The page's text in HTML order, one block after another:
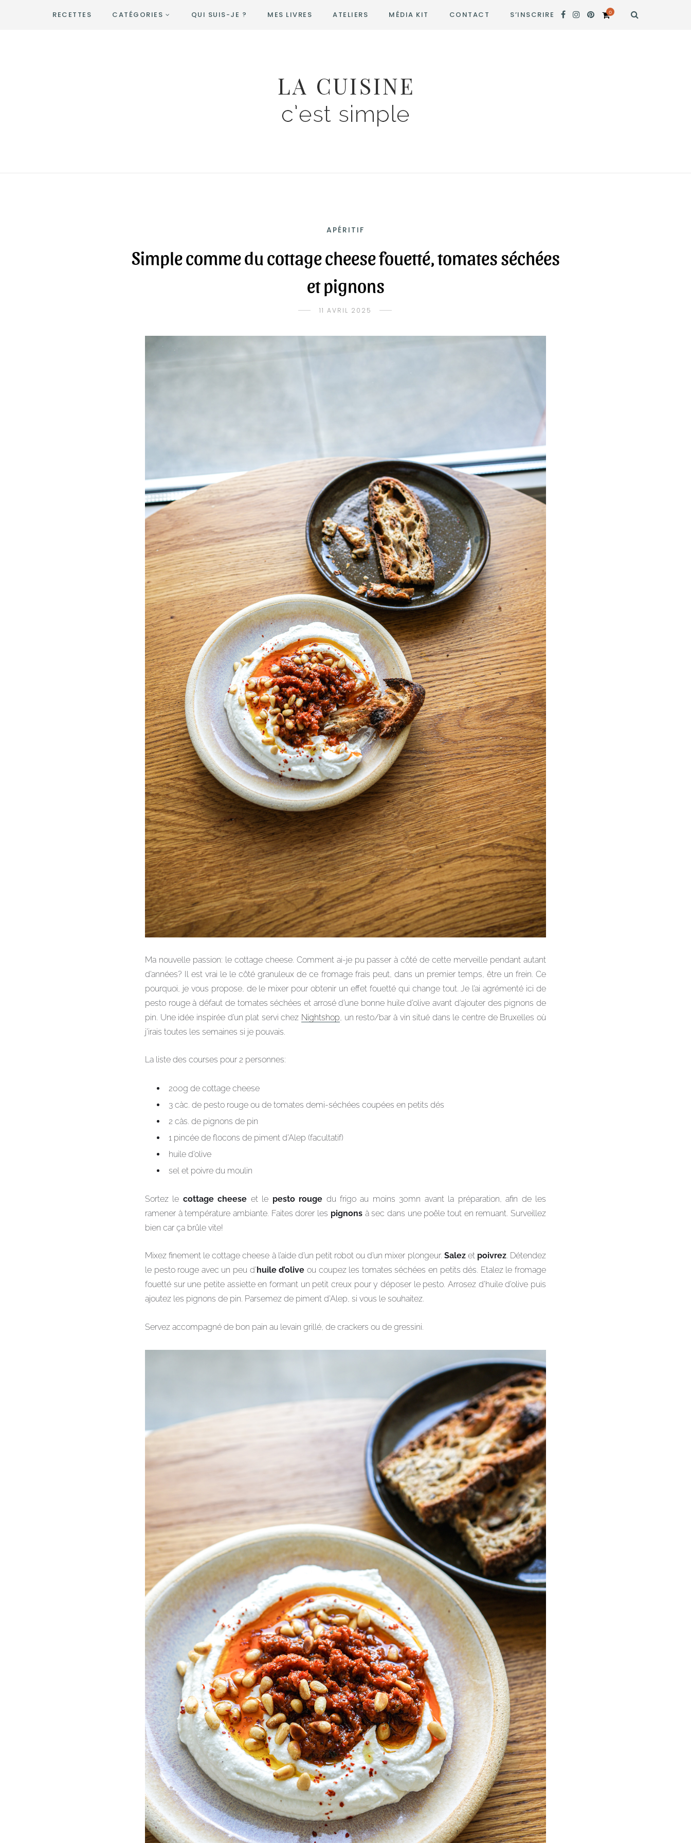
RECETTES CATÉGORIES QUI SUIS-JE ? MES LIVRES ATELIERS MÉDIA KIT CONTACT S’INSCRIRE 0
APÉRITIF
Simple comme du cottage cheese fouetté, tomates séchées
et pignons
11 AVRIL 2025
Ma nouvelle passion: le cottage cheese. Comment ai-je pu passer à côté de cette merveille pendant autant
d’années? Il est vrai le le côté granuleux de ce fromage frais peut, dans un premier temps, être un frein. Ce
pourquoi, je vous propose, de le mixer pour obtenir un effet fouetté qui change tout. Je l’ai agrémenté ici de
pesto rouge à défaut de tomates séchées et arrosé d’une bonne huile d’olive avant d’ajouter des pignons de
pin. Une idée inspirée d’un plat servi chez Nightshop, un resto/bar à vin situé dans le centre de Bruxelles où
j’irais toutes les semaines si je pouvais.
La liste des courses pour 2 personnes:
200g de cottage cheese
3 càc. de pesto rouge ou de tomates demi-séchées coupées en petits dés
2 càs. de pignons de pin
1 pincée de flocons de piment d’Alep (facultatif)
huile d’olive
sel et poivre du moulin
Sortez le cottage cheese et le pesto rouge du frigo au moins 30mn avant la préparation, afin de les
ramener à température ambiante. Faites dorer les pignonsà sec dans une poêle tout en remuant. Surveillez
bien car ça brûle vite!
Mixez finement le cottage cheese à l’aide d’un petit robot ou d’un mixer plongeur. Salezet poivrez. Détendez
le pesto rouge avec un peu d’ huile d’olive ou coupez les tomates séchées en petits dés. Etalez le fromage
fouetté sur une petite assiette en formant un petit creux pour y déposer le pesto. Arrosez d’huile d’olive puis
ajoutez les pignons de pin. Parsemez de piment d’Alep, si vous le souhaitez.
Servez accompagné de bon pain au levain grillé, de crackers ou de gressini.